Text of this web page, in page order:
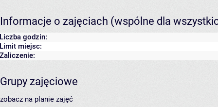
Informacje o zajęciach (wspólne dla
Liczba godzin:
Limit miejsc:
Zaliczenie:
Grupy zajęciowe
zobacz na planie zajęć